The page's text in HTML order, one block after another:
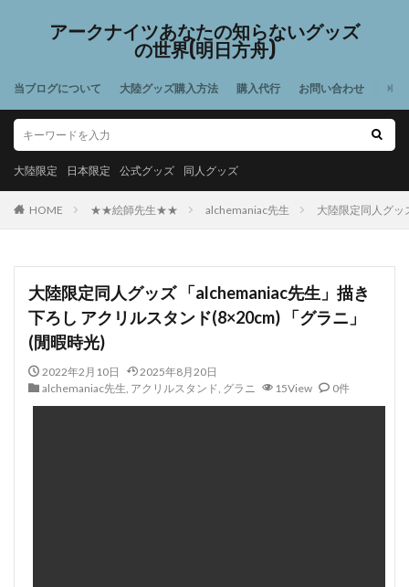
アークナイツあなたの知らないグッズ
の世界(明日方舟)
当ブログについて 大陸グッズ購入方法 購入代行 お問い合わせ
大陸限定 日本限定 公式グッズ 同人グッズ
HOME ★★絵師先生★★ alchemaniac先生 大陸限定同人グ
大陸限定同人グッズ 「alchemaniac先生」描き
下ろし アクリルスタンド(8×20cm) 「グラニ」
(閒暇時光)
2022年2月10日
2025年8月20日
alchemaniac先生, アクリルスタンド, グラニ 15View 0件